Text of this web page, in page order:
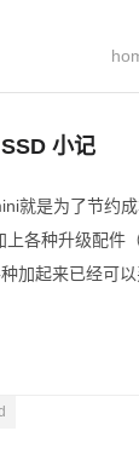
小记
就是为了节约
各种升级配件
加起来已经可以